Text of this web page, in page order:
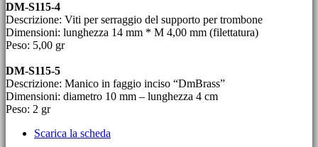
DM-S115-4
Descrizione: Viti per serraggio del supporto per trombone
Dimensioni: lunghezza 14 mm * M 4,00 mm (filettatura)
Peso: 5,00 gr
DM-S115-5
Descrizione: Manico in faggio inciso “DmBrass”
Dimensioni: diametro 10 mm – lunghezza 4 cm
Peso: 2 gr
Scarica la scheda